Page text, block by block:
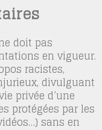
doit pas
en vigueur.
racistes,
divulguant
privée d’une
protégées par les
sans en